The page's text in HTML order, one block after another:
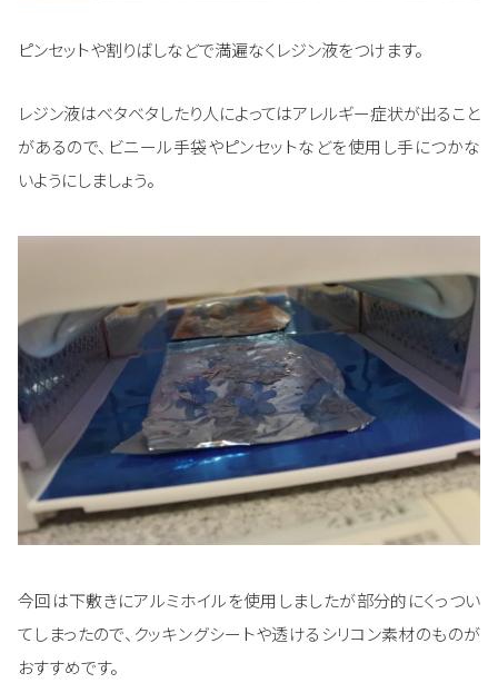
ピンセットや割りばしなどで満遍なくレジン液をつけます。
レジン液はベタベタしたり人によってはアレルギー症状が出ること
があるので、ビニール手袋やピンセットなどを使用し手につかな
いようにしましょう。
今回は下敷きにアルミホイルを使用しましたが部分的にくっつい
てしまったので、クッキングシートや透けるシリコン素材のものが
おすすめです。